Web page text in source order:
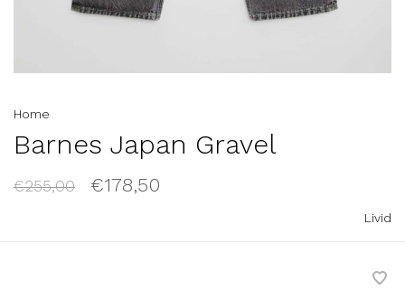
Home
Barnes Japan Gravel
€255,00 €178,50
Livid